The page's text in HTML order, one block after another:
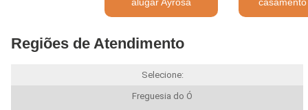
Regiões de Atendimento
Selecione:
Freguesia do Ó